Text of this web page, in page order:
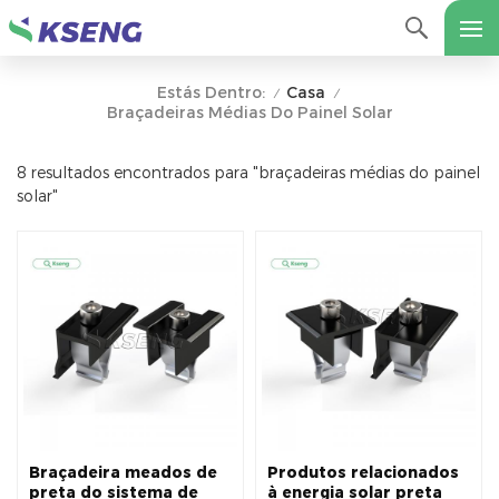
Estás Dentro: / Casa /
Braçadeiras Médias Do Painel Solar
8 resultados encontrados para "braçadeiras médias do painel
solar"
Braçadeira meados de
preta do sistema de
Produtos relacionados
à energia solar preta